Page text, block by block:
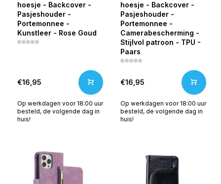
hoesje - Backcover -
Pasjeshouder -
Portemonnee -
Kunstleer - Rose Goud
€16,95
Op werkdagen voor 18:00 uur
besteld, de volgende dag in
huis!
hoesje - Backcover -
Pasjeshouder -
Portemonnee -
Camerabescherming -
Stijlvol patroon - TPU -
Paars
€16,95
Op werkdagen voor 18:00 uur
besteld, de volgende dag in
huis!